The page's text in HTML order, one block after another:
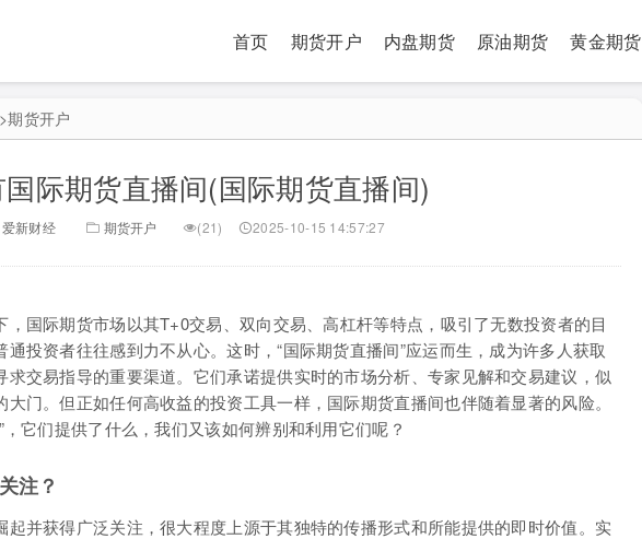
首页 期货开户 内盘期货 原油期货 黄金期货
>期货开户
际期货直播间(国际期货直播间)
爱新财经 期货开户 (21) 2025-10-15 14:57:27
国际期货市场以其T+0交易、双向交易、高杠杆等特点，吸引了无数投资者的目
投资者往往感到力不从心。这时，“国际期货直播间”应运而生，成为许多人获取
交易指导的重要渠道。它们承诺提供实时的市场分析、专家见解和交易建议，似
门。但正如任何高收益的投资工具一样，国际期货直播间也伴随着显著的风险。
它们提供了什么，我们又该如何辨别和利用它们呢？
注？
并获得广泛关注，很大程度上源于其独特的传播形式和所能提供的即时价值。实